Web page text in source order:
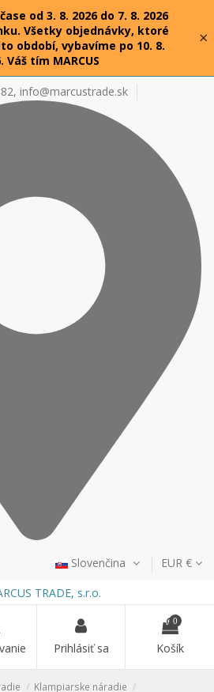
od 3. 8. 2026 do 7. 8. 2026
Všetky objednávky, ktoré
období, vybavíme po 10. 8.
Váš tím MARCUS
×
info@marcustrade.sk
Slovenčina
EUR €
Prihlásiť sa
0
Košík
Klampiarske náradie